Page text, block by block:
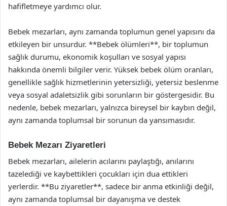
hafifletmeye yardımcı olur.
Bebek mezarları, aynı zamanda toplumun genel yapısını da
etkileyen bir unsurdur. **Bebek ölümleri**, bir toplumun
sağlık durumu, ekonomik koşulları ve sosyal yapısı
hakkında önemli bilgiler verir. Yüksek bebek ölüm oranları,
genellikle sağlık hizmetlerinin yetersizliği, yetersiz beslenme
veya sosyal adaletsizlik gibi sorunların bir göstergesidir. Bu
nedenle, bebek mezarları, yalnızca bireysel bir kaybın değil,
aynı zamanda toplumsal bir sorunun da yansımasıdır.
Bebek Mezarı Ziyaretleri
Bebek mezarları, ailelerin acılarını paylaştığı, anılarını
tazelediği ve kaybettikleri çocukları için dua ettikleri
yerlerdir. **Bu ziyaretler**, sadece bir anma etkinliği değil,
aynı zamanda toplumsal bir dayanışma ve destek